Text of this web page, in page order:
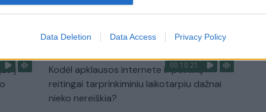
Data Deletion Data Access Privacy Policy
į
00:10:21
Kodėl apklausos internete ir politikų
reitingai tarprinkiminiu laikotarpiu dažnai
nieko nereiškia?